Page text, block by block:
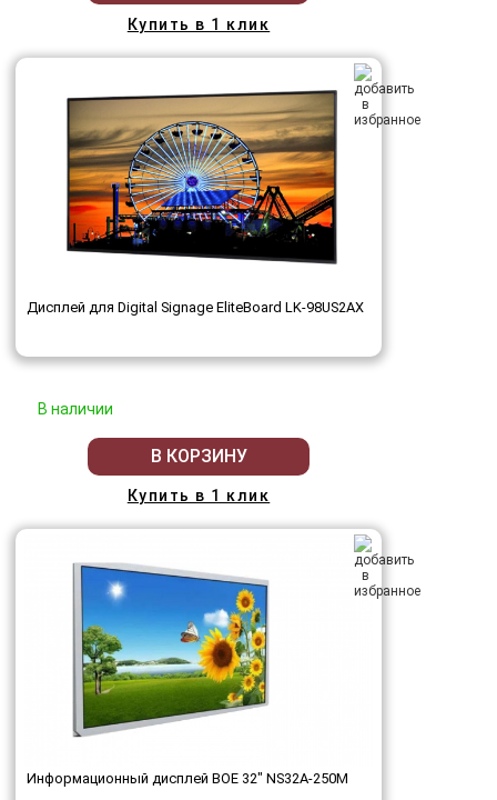
Купить в 1 клик
Дисплей для Digital Signage EliteBoard LK-98US2AX
В наличии
В КОРЗИНУ
Купить в 1 клик
Информационный дисплей BOE 32" NS32A-250M